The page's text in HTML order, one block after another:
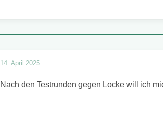
14. April 2025
Nach den Testrunden gegen Locke will ich